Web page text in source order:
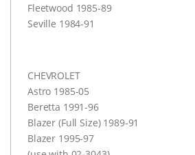
Fleetwood 1985-89
Seville 1984-91
CHEVROLET
Astro 1985-05
Beretta 1991-96
Blazer (Full Size) 1989-91
Blazer 1995-97